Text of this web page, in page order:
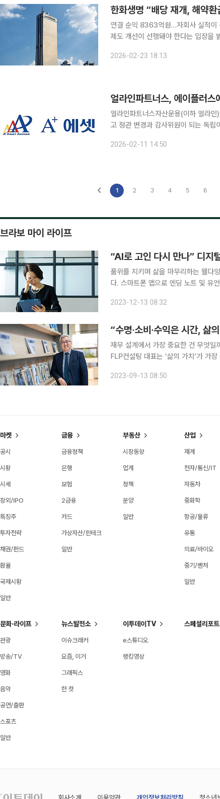
한화생명 “배당 재개, 해약
연결 순익 8363억원…자회사 실적이 견인 한화생명이 배당 재개 여부와 관련해 해약
제도 개선이 선행돼야 한다는 입장을
생명은 “해약환급금 준비금은 배당
2026-02-23 18:13
얼라인파트너스, 에이플러
얼라인파트너스자산운용(이하 얼라
고 정관 변경과 감사위원이 되는 독
인보험대리점(GA)임에도 저평가가
2026-02-11 14:50
1 2 3 4 5 6
브라보 마이 라이프
“AI로 고인 다시 만나” 디지
품위를 지키며 삶을 마무리하는 웰
다. 스마트폰 앱으로 엔딩 노트 및 유
2023-12-13 08:32
“수명·소비·수익은 시간, 삶
재무 설계에서 가장 중요한 건 무엇
FLP컨설팅 대표는 ‘삶의 가치’가 가
시에는 법인보험대리점(GA)이 없었
2023-09-13 08:50
마켓
공시
시황
시세
장외/IPO
특징주
투자전략
채권/펀드
환율
국제시황
일반
금융
금융정책
은행
보험
2금융
카드
가상자산/핀테크
일반
부동산
시장동향
업계
정책
분양
일반
산업
재계
전자/통신/IT
자동차
중화학
항공/물류
유통
의료/바이오
중기/벤처
일반
문화·라이프
관광
방송/TV
영화
음악
공연/출판
스포츠
일반
뉴스발전소
이슈크래커
요즘, 이거
그래픽스
한 컷
이투데이TV
e스튜디오
랭킹영상
스페셜리포트